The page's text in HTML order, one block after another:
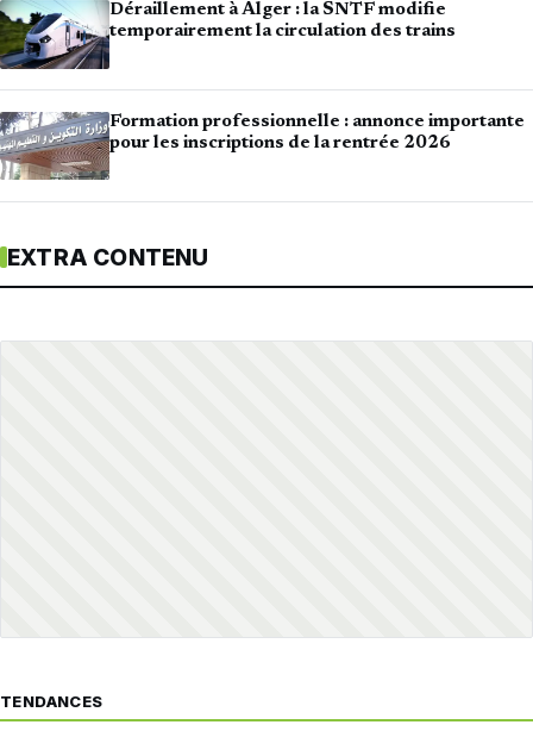
Déraillement à Alger : la SNTF modifie
temporairement la circulation des trains
Formation professionnelle : annonce importante
pour les inscriptions de la rentrée 2026
EXTRA CONTENU
TENDANCES